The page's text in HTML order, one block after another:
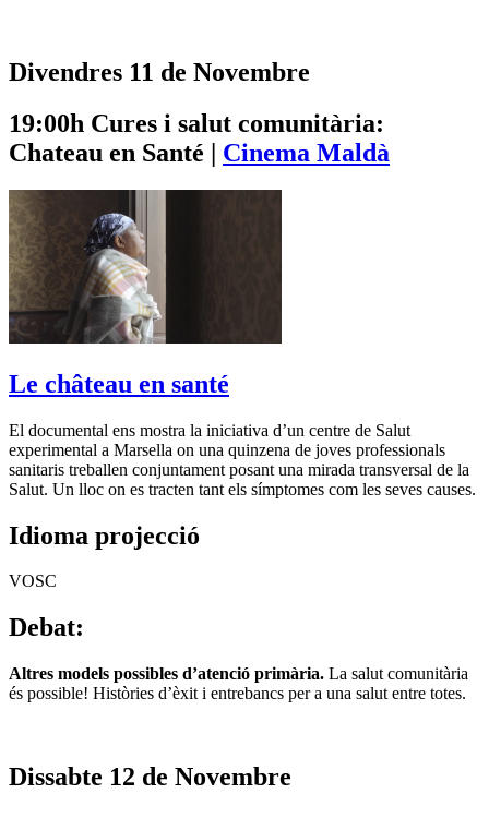
Divendres 11 de Novembre
19:00h Cures i salut comunitària:
Chateau en Santé | Cinema Maldà
Le château en santé
El documental ens mostra la iniciativa d’un centre de Salut
experimental a Marsella on una quinzena de joves professionals
sanitaris treballen conjuntament posant una mirada transversal de la
Salut. Un lloc on es tracten tant els símptomes com les seves causes.
Idioma projecció
VOSC
Debat:
Altres models possibles d’atenció primària. La salut comunitària
és possible! Històries d’èxit i entrebancs per a una salut entre totes.
Dissabte 12 de Novembre